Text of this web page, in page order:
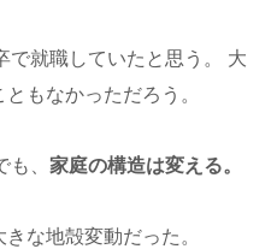
で就職していたと思う。 大
もなかっただろう。
、 家庭の構造は変える。
な地殻変動だった。